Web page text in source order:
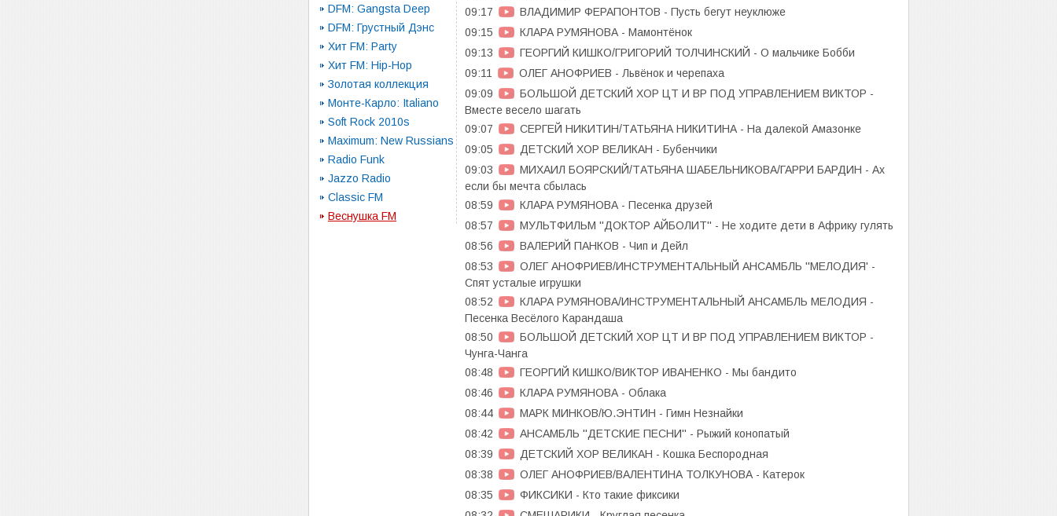
DFM: Gangsta Deep
DFM: Грустный Дэнс
Хит FM: Party
Хит FM: Hip-Hop
Золотая коллекция
Монте-Карло: Italiano
Soft Rock 2010s
Maximum: New Russians
Radio Funk
Jazzo Radio
Classic FM
Веснушка FM
09:17
ВЛАДИМИР ФЕРАПОНТОВ - Пусть бегут неуклюже
09:15
КЛАРА РУМЯНОВА - Мамонтёнок
09:13
ГЕОРГИЙ КИШКО/ГРИГОРИЙ ТОЛЧИНСКИЙ - О мальчике Бобби
09:11
ОЛЕГ АНОФРИЕВ - Львёнок и черепаха
09:09
БОЛЬШОЙ ДЕТСКИЙ ХОР ЦТ И ВР ПОД УПРАВЛЕНИЕМ ВИКТОР -
Вместе весело шагать
09:07
СЕРГЕЙ НИКИТИН/ТАТЬЯНА НИКИТИНА - На далекой Амазонке
09:05
ДЕТСКИЙ ХОР ВЕЛИКАН - Бубенчики
09:03
МИХАИЛ БОЯРСКИЙ/ТАТЬЯНА ШАБЕЛЬНИКОВА/ГАРРИ БАРДИН - Ах
если бы мечта сбылась
08:59
КЛАРА РУМЯНОВА - Песенка друзей
08:57
МУЛЬТФИЛЬМ ''ДОКТОР АЙБОЛИТ'' - Не ходите дети в Африку гулять
08:56
ВАЛЕРИЙ ПАНКОВ - Чип и Дейл
08:53
ОЛЕГ АНОФРИЕВ/ИНСТРУМЕНТАЛЬНЫЙ АНСАМБЛЬ ''МЕЛОДИЯ' -
Спят усталые игрушки
08:52
КЛАРА РУМЯНОВА/ИНСТРУМЕНТАЛЬНЫЙ АНСАМБЛЬ МЕЛОДИЯ -
Песенка Весёлого Карандаша
08:50
БОЛЬШОЙ ДЕТСКИЙ ХОР ЦТ И ВР ПОД УПРАВЛЕНИЕМ ВИКТОР -
Чунга-Чанга
08:48
ГЕОРГИЙ КИШКО/ВИКТОР ИВАНЕНКО - Мы бандито
08:46
КЛАРА РУМЯНОВА - Облака
08:44
МАРК МИНКОВ/Ю.ЭНТИН - Гимн Незнайки
08:42
АНСАМБЛЬ ''ДЕТСКИЕ ПЕСНИ'' - Рыжий конопатый
08:39
ДЕТСКИЙ ХОР ВЕЛИКАН - Кошка Беспородная
08:38
ОЛЕГ АНОФРИЕВ/ВАЛЕНТИНА ТОЛКУНОВА - Катерок
08:35
ФИКСИКИ - Кто такие фиксики